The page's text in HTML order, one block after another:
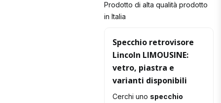
Prodotto di alta qualità prodotto
in Italia
Specchio retrovisore
Lincoln LIMOUSINE:
vetro, piastra e
varianti disponibili
Cerchi uno specchio